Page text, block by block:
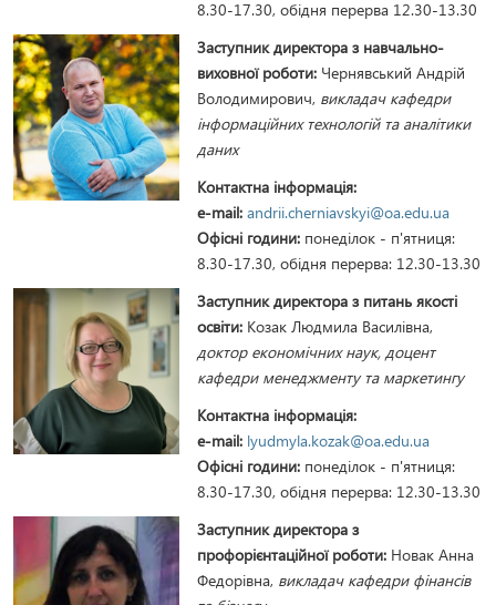
8.30-17.30, обідня перерва 12.30-13.30
Заступник директора з навчально-
виховної роботи: Чернявський Андрій
Володимирович, викладач кафедри
інформаційних технологій та аналітики
даних
Контактна інформація:
e-mail: andrii.cherniavskyi@oa.edu.ua
Офісні години: понеділок - п'ятниця:
8.30-17.30, обідня перерва: 12.30-13.30
Заступник директора з питань якості
освіти: Козак Людмила Василівна,
доктор економічних наук, доцент
кафедри менеджменту та маркетингу
Контактна інформація:
e-mail: lyudmyla.kozak@oa.edu.ua
Офісні години: понеділок - п'ятниця:
8.30-17.30, обідня перерва: 12.30-13.30
Заступник директора з
профорієнтаційної роботи: Новак Анна
Федорівна, викладач кафедри фінансів